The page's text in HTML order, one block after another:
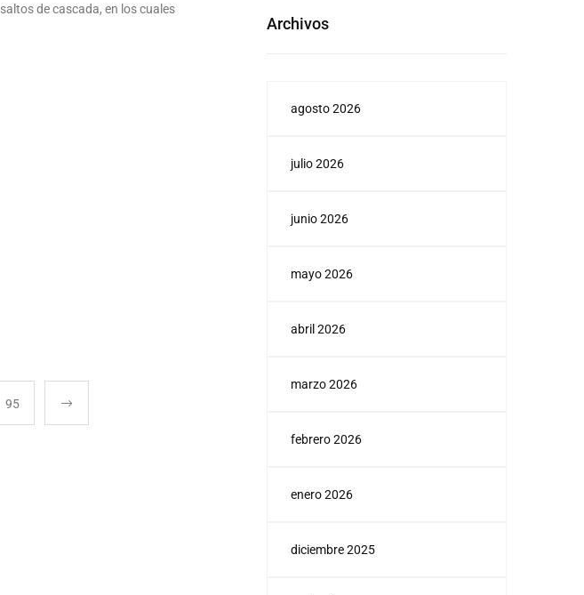
saltos de cascada, en los cuales
95
Archivos
agosto 2026
julio 2026
junio 2026
mayo 2026
abril 2026
marzo 2026
febrero 2026
enero 2026
diciembre 2025